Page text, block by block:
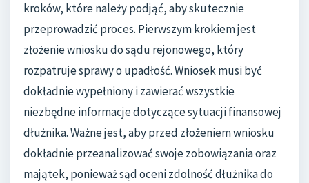
kroków, które należy podjąć, aby skutecznie
przeprowadzić proces. Pierwszym krokiem jest
złożenie wniosku do sądu rejonowego, który
rozpatruje sprawy o upadłość. Wniosek musi być
dokładnie wypełniony i zawierać wszystkie
niezbędne informacje dotyczące sytuacji finansowej
dłużnika. Ważne jest, aby przed złożeniem wniosku
dokładnie przeanalizować swoje zobowiązania oraz
majątek, ponieważ sąd oceni zdolność dłużnika do